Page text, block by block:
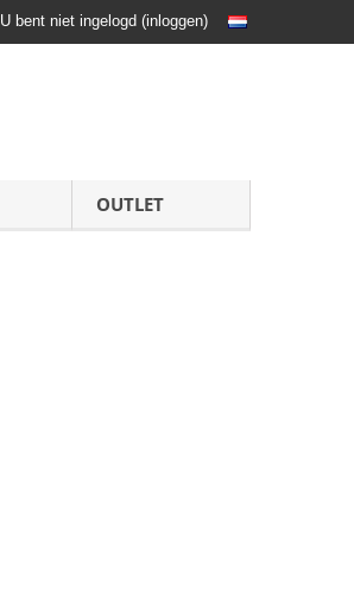
U bent niet ingelogd (inloggen)
OUTLET